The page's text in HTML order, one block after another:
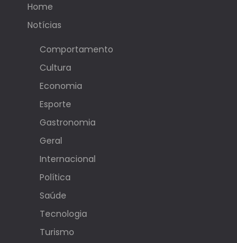
Home
Notícias
Comportamento
Cultura
Economia
Esporte
Gastronomia
Geral
Internacional
Política
Saúde
Tecnologia
Turismo